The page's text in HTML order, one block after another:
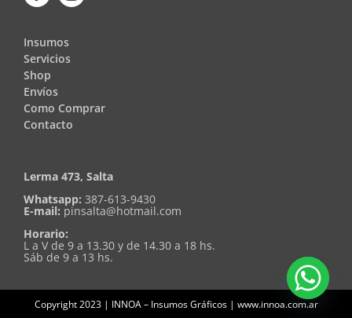
Insumos
Servicios
Shop
Envíos
Como Comprar
Contacto
Lerma 473, Salta
Whatsapp: 387-613-9430
E-mail: pinsalta@hotmail.com
Horario:
L a V de 9 a 13.30 y de 14.30 a 18 hs.
Sáb de 9 a 13 hs.
Copyright 2023 | INNOA – Insumos Gráficos | www.innoa.com.ar